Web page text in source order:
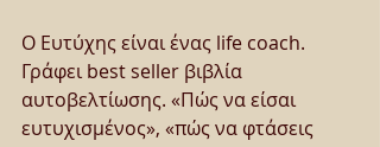
Ο Ευτύχης είναι ένας life coach.
Γράφει best seller βιβλία
αυτοβελτίωσης. «Πώς να είσαι
ευτυχισμένος», «πώς να φτάσεις